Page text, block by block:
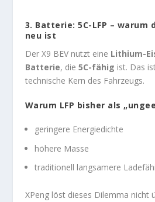
3. Batterie: 5C-LFP – warum
neu ist
Der X9 BEV nutzt eine Lithium-
Batterie, die 5C-fähig ist. Das
technische Kern des Fahrzeugs.
Warum LFP bisher als
geringere Energiedichte
höhere Masse
traditionell langsamere
XPeng löst dieses Dilemma nicht